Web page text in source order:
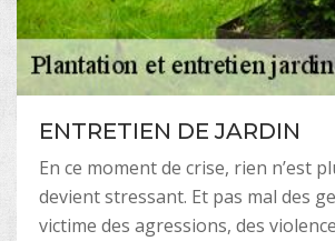
ENTRETIEN DE JARDIN
En ce moment de crise, rien n’est
devient stressant. Et pas mal des
victime des agressions, des